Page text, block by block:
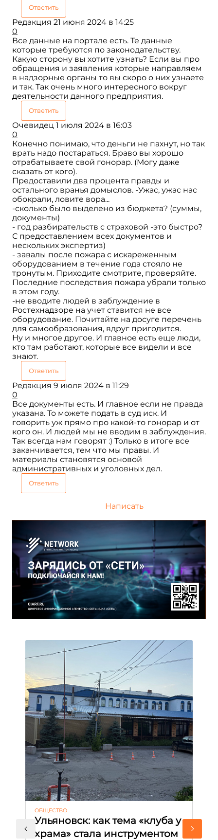
Ответить
Редакция 21 июня 2024 в 14:25
0
Все данные на портале есть. Те данные
которые требуются по законодательству.
Какую сторону вы хотите узнать? Если вы про
обращения и заявления которые направляем
в надзорные органы то вы скоро о них узнаете
и так. Так очень много интересного вокруг
деятельности данного предприятия.
Ответить
Очевидец 1 июля 2024 в 16:03
0
Конечно понимаю, что деньги не пахнут, но так
врать надо постараться. Браво вы хорошо
отрабатываете свой гонорар. (Могу даже
сказать от кого).
Предоставили два процента правды и
остального вранья домыслов. -Ужас, ужас нас
обокрали, ловите вора...
-сколько было выделено из бюджета? (суммы,
документы)
- год разбирательств с страховой -это быстро?
С предоставлением всех документов и
нескольких экспертиз)
- завалы после пожара с искареженным
оборудованием в течение года стояло не
тронутым. Приходите смотрите, проверяйте.
Последние последствия пожара убрали только
в этом году.
-не вводите людей в заблуждение в
Ростехнадзоре на учет ставится не все
оборудование. Почитайте на досуге перечень
для самообразования, вдруг пригодится.
Ну и многое другое. И главное есть еще люди,
кто там работают, которые все видели и все
знают.
Ответить
Редакция 9 июля 2024 в 11:29
0
Все документы есть. И главное если не правда
указана. То можете подать в суд иск. И
говорить уж прямо про какой-то гонорар и от
кого он. И людей мы не вводим в заблуждения.
Так всегда нам говорят :) Только в итоге все
заканчивается, тем что мы правы. И
материалы становятся основой
административных и уголовных дел.
Ответить
Написать
ОБЩЕСТВО
Ульяновск: как тема «клуба у
храма» стала инструментом